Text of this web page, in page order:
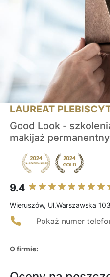
LAUREAT
Good Look -
makijaż
9.4
Wieruszów, Ul.Warszawska
Pokaż numer
O firmie: